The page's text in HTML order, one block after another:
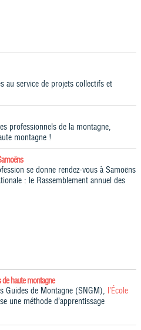
au service de projets collectifs et
professionnels de la montagne,
montagne !​
se donne rendez-vous à Samoëns
: le Rassemblement annuel des
de haute montagne
Guides de Montagne (SNGM), l’École
une méthode d’apprentissage